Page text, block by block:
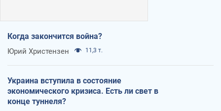
Когда закончится война?
Юрий Христензен 11,3 т.
Украина вступила в состояние
экономического кризиса. Есть ли свет в
конце туннеля?